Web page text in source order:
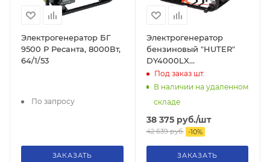
Электрогенератор БГ
9500 Р Ресанта, 8000Вт,
64/1/53
По запросу
ЗАКАЗАТЬ
Электрогенератор
бензиновый "HUTER"
DY4000LX
электростартер (3000-
3300Вт)
кВт*ч, 41кг.
Под заказшт.
В наличии на удаленном
складе
38 375руб./шт
42 639руб. -10%
ЗАКАЗАТЬ